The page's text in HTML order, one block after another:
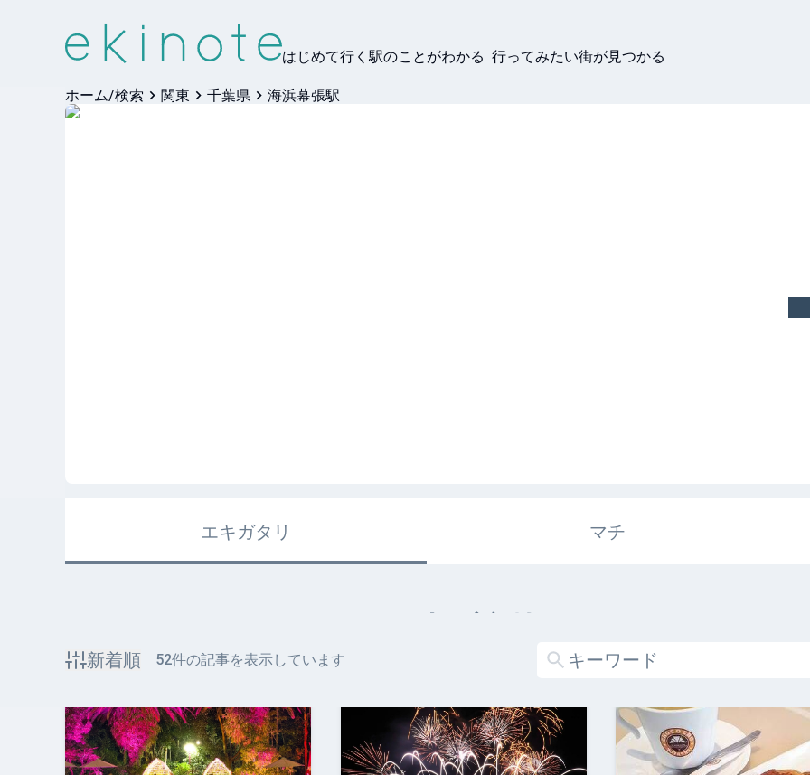
はじめて行く駅のことがわかる 行ってみたい街が見つかる
ホーム/検索 関東 千葉県 海浜幕張駅
エキガタリ マチ
エキガタリ
新着順 52件の記事を表示しています